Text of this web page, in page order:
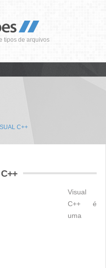
tipos de arquivos
C++
Visual
C++ é
uma